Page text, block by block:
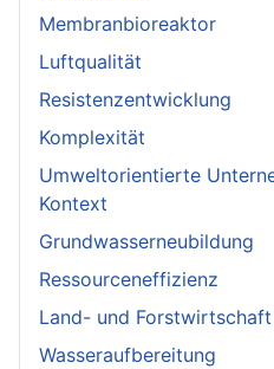
Membranbioreaktor
Luftqualität
Resistenzentwicklung
Komplexität
Umweltorientierte
Kontext
Grundwasserneubildung
Ressourceneffizienz
Land- und Forstwirtschaft
Wasseraufbereitung